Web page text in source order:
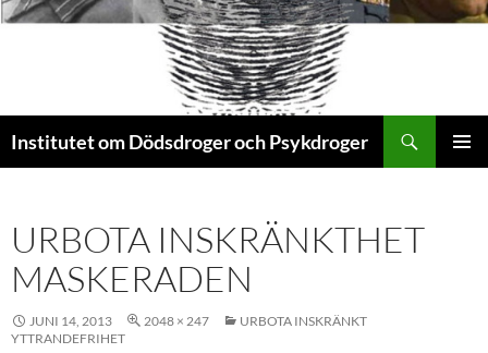
Institutet om Dödsdroger och Psykdroger
URBOTA INSKRÄNKTHET
MASKERADEN
JUNI 14, 2013 2048 × 247
URBOTA INSKRÄNKT
YTTRANDEFRIHET